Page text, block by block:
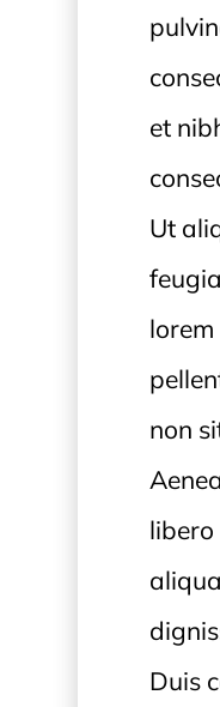
et
Ut
non
libero
Duis